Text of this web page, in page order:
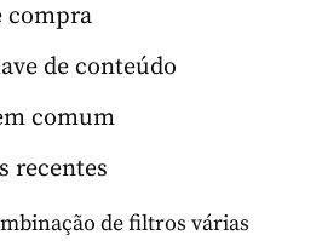
compra
de conteúdo
comum
recentes
de filtros várias